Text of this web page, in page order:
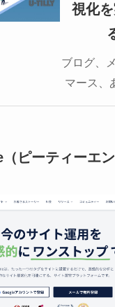
視化
ブログ、
マース、
WEBビジ
く活用を
きてい
Googleが
のデー
ピーティーエン